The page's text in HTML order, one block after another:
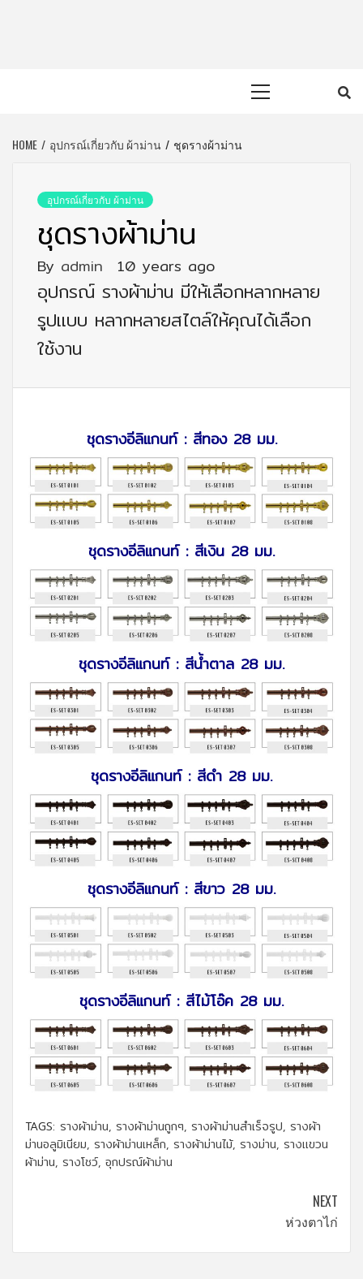
HOME อุปกรณ์เกี่ยวกับ ผ้าม่าน ชุดรางผ้าม่าน
อุปกรณ์เกี่ยวกับ ผ้าม่าน
ชุดรางผ้าม่าน
By admin 10 years ago
อุปกรณ์ รางผ้าม่าน มีให้เลือกหลากหลาย
รูปแบบ หลากหลายสไตล์ให้คุณได้เลือก
ใช้งาน
ชุดรางอีลิแกนท์ : สีทอง 28 มม.
ชุดรางอีลิแกนท์ : สีเงิน 28 มม.
ชุดรางอีลิแกนท์ : สีน้ำตาล 28 มม.
ชุดรางอีลิแกนท์ : สีดำ 28 มม.
ชุดรางอีลิแกนท์ : สีขาว 28 มม.
ชุดรางอีลิแกนท์ : สีไม้โอ๊ค 28 มม.
TAGS: รางผ้าม่าน, รางผ้าม่านถูกๆ, รางผ้าม่านสำเร็จรูป, รางผ้า
ม่านอลูมิเนียม, รางผ้าม่านเหล็ก, รางผ้าม่านไม้, รางม่าน, รางแขวน
ผ้าม่าน, รางโชว์, อุกปรณ์ผ้าม่าน
NEXT
ห่วงตาไก่